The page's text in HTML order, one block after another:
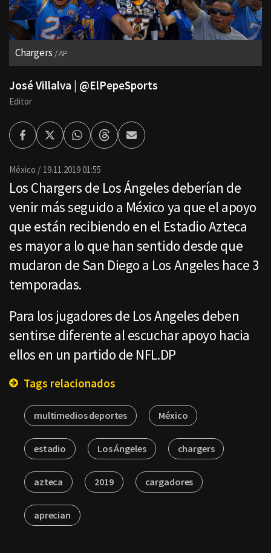
Chargers AP
José Villalva | @ElPepeSports
Editor
FacebookTwitterWhatsappThreadsEnviar
por
México 19.11.2019 01:55
Los Chargers de Los Ángeles deberían de
venir más seguido a México ya que el apoyo
que están recibiendo en el Estadio Azteca
es mayor a lo que han sentido desde que
mudaron de San Diego a Los Angeles hace 3
temporadas.
Para los jugadores de Los Angeles deben
sentirse diferente al escuchar apoyo hacia
ellos en un partido de NFL.DP
Tags relacionados
multimedios deportes México
estadio Los Ángeles chargers
azteca 2019 cargadores
aprecian